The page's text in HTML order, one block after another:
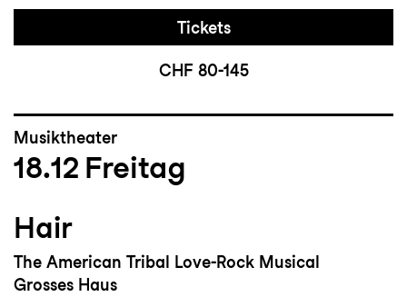
Tickets
CHF 80-145
Musiktheater
18.12 Freitag
Hair
The American Tribal Love-Rock Musical
Grosses Haus